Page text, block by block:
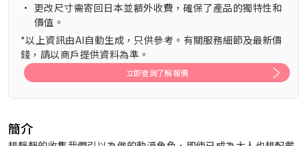
• 更改尺寸需寄回日本並額外收費，確保了產品的獨特性和
價值。
*以上資訊由AI自動生成，只供參考。有關服務細節及最新價
錢，請以商戶提供資料為準。
立即查詢了解報價
簡介